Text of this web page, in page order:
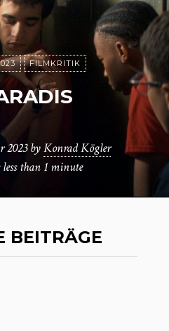
FILMKRITIK
2023 byKonrad Kögler
less than 1 minute
BEITRÄGE